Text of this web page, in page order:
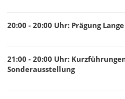
20:00 - 20:00 Uhr: Prägung
21:00 - 20:00 Uhr:
Sonderausstellung